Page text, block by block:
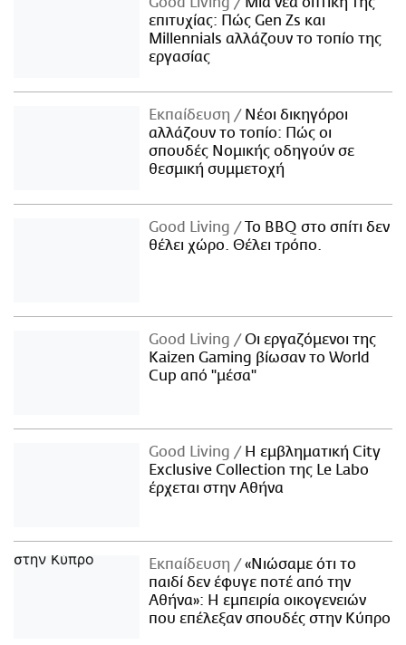
επιτυχίας: Πώς Gen Zs και
Millennials αλλάζουν το τοπίο της
εργασίας
Εκπαίδευση
Νέοι δικηγόροι
αλλάζουν το τοπίο: Πώς οι
σπουδές Νομικής οδηγούν σε
θεσμική συμμετοχή
Good Living
Το BBQ στο σπίτι δεν
θέλει χώρο. Θέλει τρόπο.
Good Living
Οι εργαζόμενοι της
Kaizen Gaming βίωσαν το World
Cup από "μέσα"
Good Living
Η εμβληματική City
Exclusive Collection της Le Labo
έρχεται στην Αθήνα
Εκπαίδευση
«Νιώσαμε ότι το
παιδί δεν έφυγε ποτέ από την
Αθήνα»: Η εμπειρία οικογενειών
που επέλεξαν σπουδές στην Κύπρο